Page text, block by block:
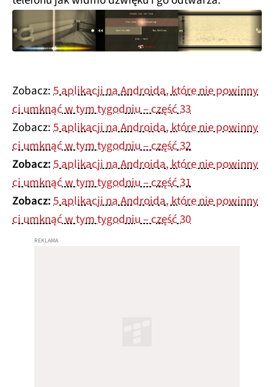
Zobacz:5 aplikacji na Androida, które nie powinny
ci umknąć w tym tygodniu – część 33
Zobacz:5 aplikacji na Androida, które nie powinny
ci umknąć w tym tygodniu – część 32
Zobacz:5 aplikacji na Androida, które nie powinny
ci umknąć w tym tygodniu – część 31
Zobacz:5 aplikacji na Androida, które nie powinny
ci umknąć w tym tygodniu – część 30